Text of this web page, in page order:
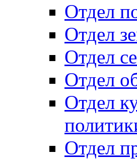
Отдел
Отдел
Отдел
Отдел
Отдел
Отдел